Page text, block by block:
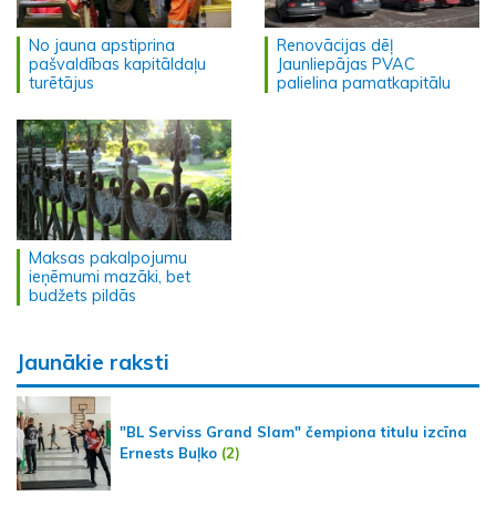
No jauna apstiprina
pašvaldības kapitāldaļu
turētājus
Renovācijas dēļ
Jaunliepājas PVAC
palielina pamatkapitālu
Maksas pakalpojumu
ieņēmumi mazāki, bet
budžets pildās
Jaunākie raksti
"BL Serviss Grand Slam" čempiona titulu izcīna
Ernests Buļko (2)